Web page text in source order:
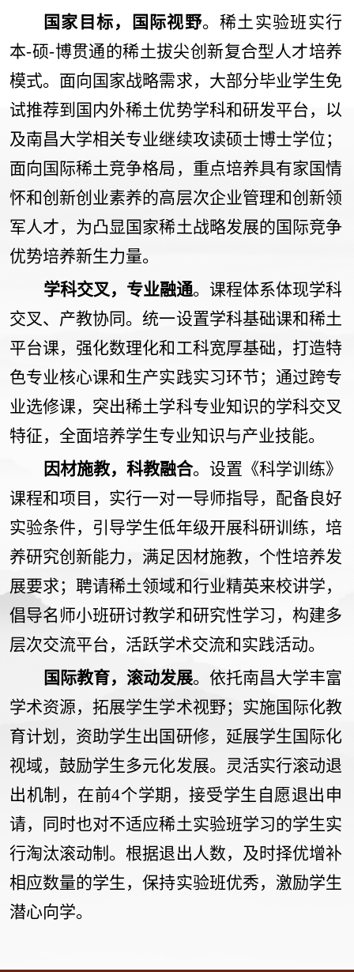
国家目标，国际视野。稀土实验班实行
本-硕-博贯通的稀土拔尖创新复合型人才培养
模式。面向国家战略需求，大部分毕业学生免
试推荐到国内外稀土优势学科和研发平台，以
及南昌大学相关专业继续攻读硕士博士学位；
面向国际稀土竞争格局，重点培养具有家国情
怀和创新创业素养的高层次企业管理和创新领
军人才，为凸显国家稀土战略发展的国际竞争
优势培养新生力量。
学科交叉，专业融通。课程体系体现学科
交叉、产教协同。统一设置学科基础课和稀土
平台课，强化数理化和工科宽厚基础，打造特
色专业核心课和生产实践实习环节；通过跨专
业选修课，突出稀土学科专业知识的学科交叉
特征，全面培养学生专业知识与产业技能。
因材施教，科教融合。设置《科学训练》
课程和项目，实行一对一导师指导，配备良好
实验条件，引导学生低年级开展科研训练，培
养研究创新能力，满足因材施教，个性培养发
展要求；聘请稀土领域和行业精英来校讲学，
倡导名师小班研讨教学和研究性学习，构建多
层次交流平台，活跃学术交流和实践活动。
国际教育，滚动发展。依托南昌大学丰富
学术资源，拓展学生学术视野；实施国际化教
育计划，资助学生出国研修，延展学生国际化
视域，鼓励学生多元化发展。灵活实行滚动退
出机制，在前4个学期，接受学生自愿退出申
请，同时也对不适应稀土实验班学习的学生实
行淘汰滚动制。根据退出人数，及时择优增补
相应数量的学生，保持实验班优秀，激励学生
潜心向学。